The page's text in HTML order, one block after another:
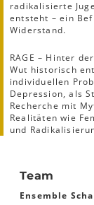
radikalisierte
entsteht – ein
Widerstand.
RAGE – Hinter
Wut historisch
individuellen
Depression, als
Recherche mit
Realitäten wie
und
Team
Ensemble